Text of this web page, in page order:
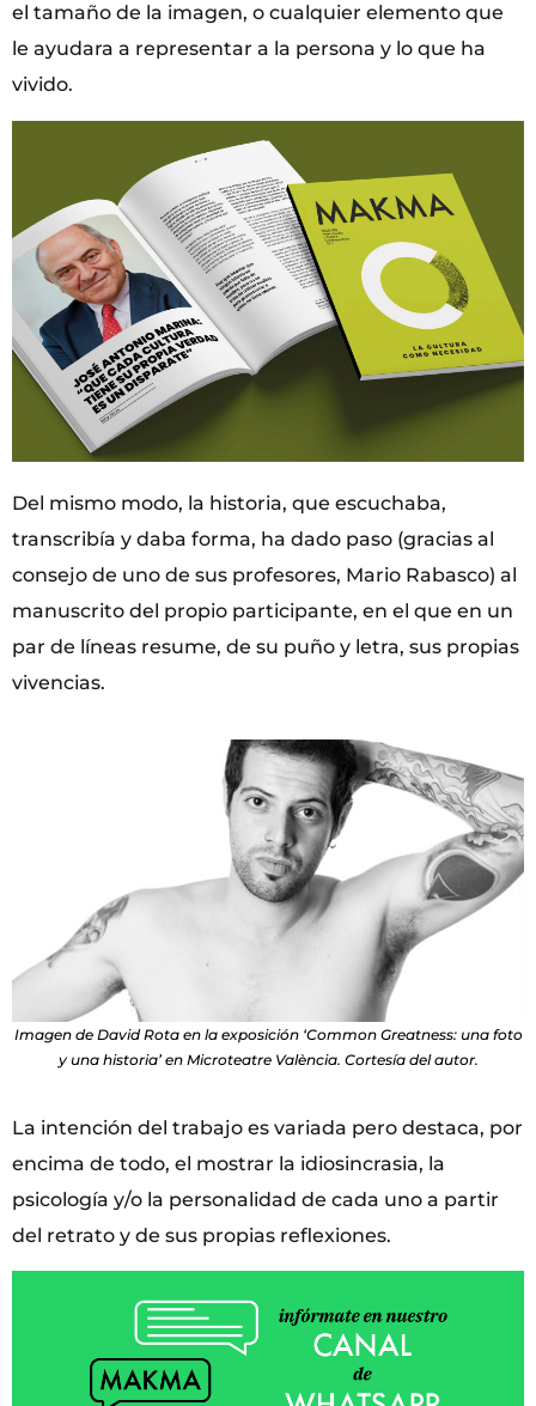
el tamaño de la imagen, o cualquier elemento que
le ayudara a representar a la persona y lo que ha
vivido.
Del mismo modo, la historia, que escuchaba,
transcribía y daba forma, ha dado paso (gracias al
consejo de uno de sus profesores, Mario Rabasco) al
manuscrito del propio participante, en el que en un
par de líneas resume, de su puño y letra, sus propias
vivencias.
Imagen de David Rota en la exposición ‘Common Greatness: una foto
y una historia’ en Microteatre València. Cortesía del autor.
La intención del trabajo es variada pero destaca, por
encima de todo, el mostrar la idiosincrasia, la
psicología y/o la personalidad de cada uno a partir
del retrato y de sus propias reflexiones.